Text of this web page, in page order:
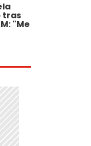
tras
"Me